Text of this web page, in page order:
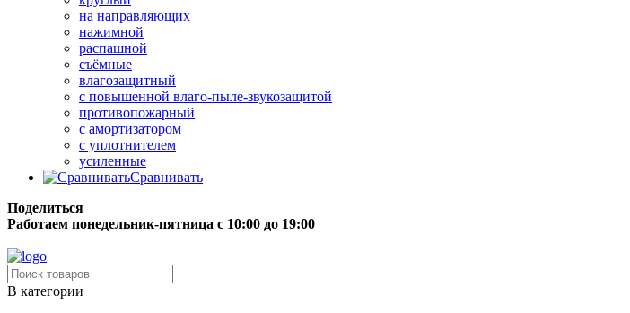
на направляющих
нажимной
распашной
съёмные
влагозащитный
с повышенной влаго-пыле-звукозащитой
противопожарный
с амортизатором
с уплотнителем
усиленные
Сравнивать
Поделиться
Работаем понедельник-пятница с 10:00 до 19:00
В категории